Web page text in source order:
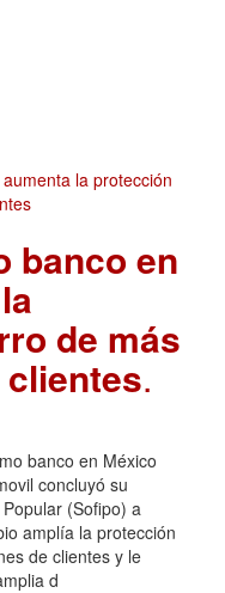
banco en
de más
.
banco en México
concluyó su
(Sofipo) a
amplía la protección
de clientes y le
d